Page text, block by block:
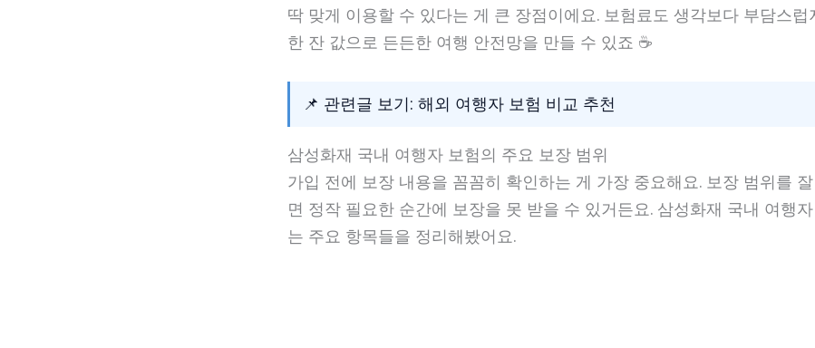
딱 맞게 이용할 수 있다는 게 큰 장점이에요. 보험료도 생각보다 부담스럽
한 잔 값으로 든든한 여행 안전망을 만들 수 있죠 ☕
📌 관련글 보기: 해외 여행자 보험 비교 추천
삼성화재 국내 여행자 보험의 주요 보장 범위
가입 전에 보장 내용을 꼼꼼히 확인하는 게 가장 중요해요. 보장 범위를
면 정작 필요한 순간에 보장을 못 받을 수 있거든요. 삼성화재 국내 여행
는 주요 항목들을 정리해봤어요.